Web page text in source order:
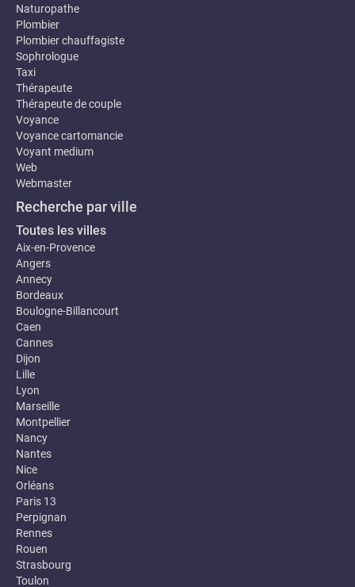
Naturopathe
Plombier
Plombier chauffagiste
Sophrologue
Taxi
Thérapeute
Thérapeute de couple
Voyance
Voyance cartomancie
Voyant medium
Web
Webmaster
Recherche par ville
Toutes les villes
Aix-en-Provence
Angers
Annecy
Bordeaux
Boulogne-Billancourt
Caen
Cannes
Dijon
Lille
Lyon
Marseille
Montpellier
Nancy
Nantes
Nice
Orléans
Paris 13
Perpignan
Rennes
Rouen
Strasbourg
Toulon